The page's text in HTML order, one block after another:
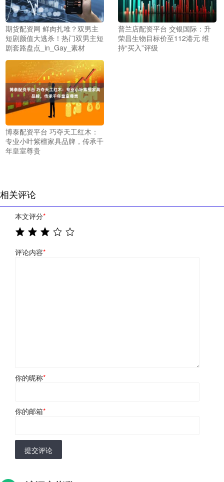
期货配资网 鲜肉扎堆？双男主
短剧颜值大逃杀！热门双男主短
剧套路盘点_in_Gay_素材
普兰店配资平台 交银国际：升
荣昌生物目标价至112港元 维
持“买入”评级
博泰配资平台 巧夺天工红木：
专业小叶紫檀家具品牌，传承千
年皇室尊贵
相关评论
本文评分*
评论内容*
你的昵称*
你的邮箱*
提交评论